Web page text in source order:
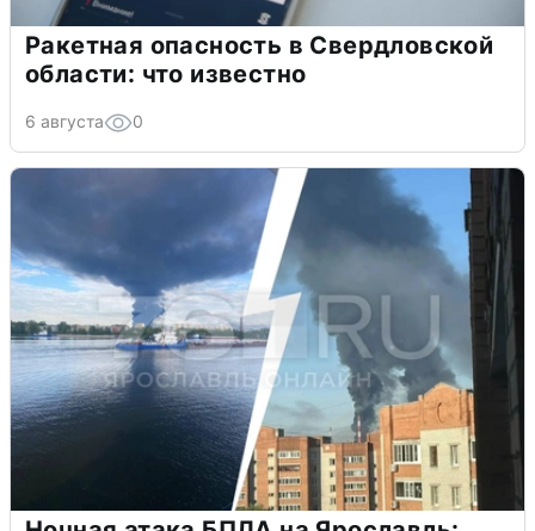
Ракетная опасность в Свердловской
области: что известно
6 августа 0